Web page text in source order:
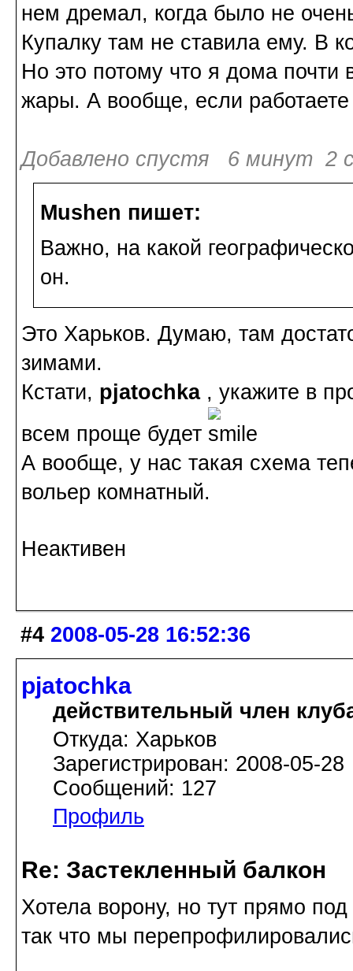
нем дремал, когда было не
Купалку там не ставила ему. В
Но это потому что я дома почти
жары. А вообще, если
Добавлено спустя 6 минут 2
Mushen пишет:
Важно, на какой
он.
Это Харьков. Думаю, там
зимами.
Кстати, pjatochka , укажите в
всем проще будет
А вообще, у нас такая схема
вольер комнатный.
Неактивен
#4 2008-05-28 16:52:36
pjatochka
действительный член
Откуда: Харьков
Зарегистрирован: 2008-05-28
Сообщений: 127
Профиль
Re: Застекленный балкон
Хотела ворону, но тут прямо
так что мы